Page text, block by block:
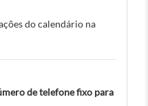
do calendário na
de telefone fixo para